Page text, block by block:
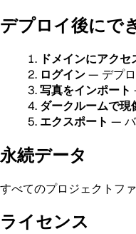
デプロイ後にで
ドメインにアクセ
ログイン— デプ
写真をインポート
ダークルームで現
エクスポート — バ
永続データ
すべてのプロジェクトフ
ライセンス